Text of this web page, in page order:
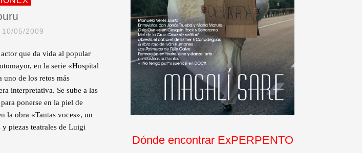
10/05/2009
que da vida al popular
en la serie «Hospital
uno de los retos más
interpretativa. Se sube a las
ponerse en la piel de
la obra «Tantas voces», un
piezas teatrales de Luigi
Dónde encontrar ExPERPENTO